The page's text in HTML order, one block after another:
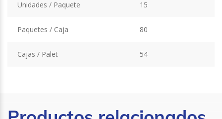
Unidades / Paquete 15
Paquetes / Caja 80
Cajas / Palet 54